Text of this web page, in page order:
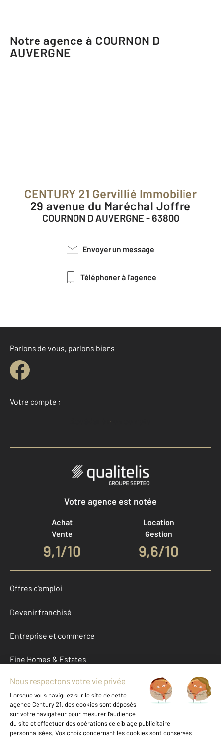
Notre agence à COURNON D
AUVERGNE
CENTURY 21 Gervillié Immobilier
29 avenue du Maréchal Joffre
COURNON D AUVERGNE - 63800
Envoyer un message
Téléphoner à l'agence
Parlons de vous, parlons biens
Votre compte :
Accéder à mon compte
Votre agence est notée
Achat
Vente
9,1/10
Location
Gestion
9,6/10
Offres d'emploi
Devenir franchisé
Entreprise et commerce
Fine Homes & Estates
À propos
International
Nous contacter